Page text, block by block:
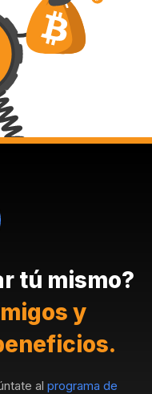
tú mismo?
y
al programa de